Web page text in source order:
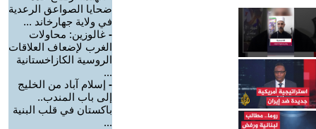
ضحايا الصواعق الرعدية
في ولاية جهارخاند ...
- غالوزين: محاولات
الغرب لإضعاف العلاقات
الروسية الكازاخستانية
...
- إسلام آباد من الخليج
إلى باب المندب..
باكستان في قلب البنية
...